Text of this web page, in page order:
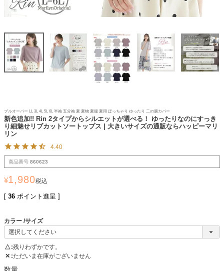
プルオーバー LL 3L 4L 5L 6L 半袖 五分袖 夏 夏物 夏服 夏用 ぽっちゃり ゆったり 二の腕カバー
新色追加!! Rin 2タイプからシルエットが選べる！ ゆったりなのにすっき
り細魅せリブカットソートップス | 大きいサイズの通販ならハッピーマリ
リン
4.40
商品番号 860623
¥1,980税込
[ 36 ポイント進呈 ]
カラー サイズ
△ 残りわずかです。
✕ ただいま在庫がございません